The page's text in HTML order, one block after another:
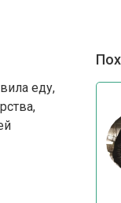
еду,